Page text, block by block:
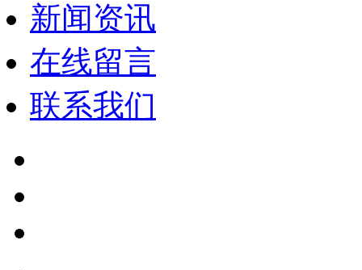
新闻资讯
在线留言
联系我们